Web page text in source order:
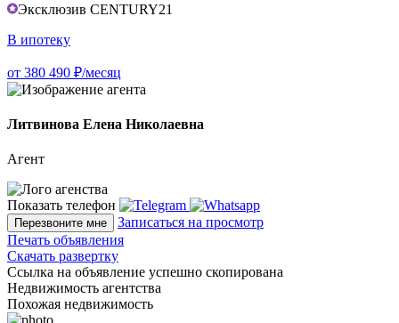
Эксклюзив CENTURY21
В ипотеку
от 380 490 ₽/месяц
Литвинова Елена Николаевна
Агент
Показать телефон
Перезвоните мне
Записаться на просмотр
Печать объявления
Скачать развертку
Ссылка на объявление успешно скопирована
Недвижимость агентства
Похожая недвижимость